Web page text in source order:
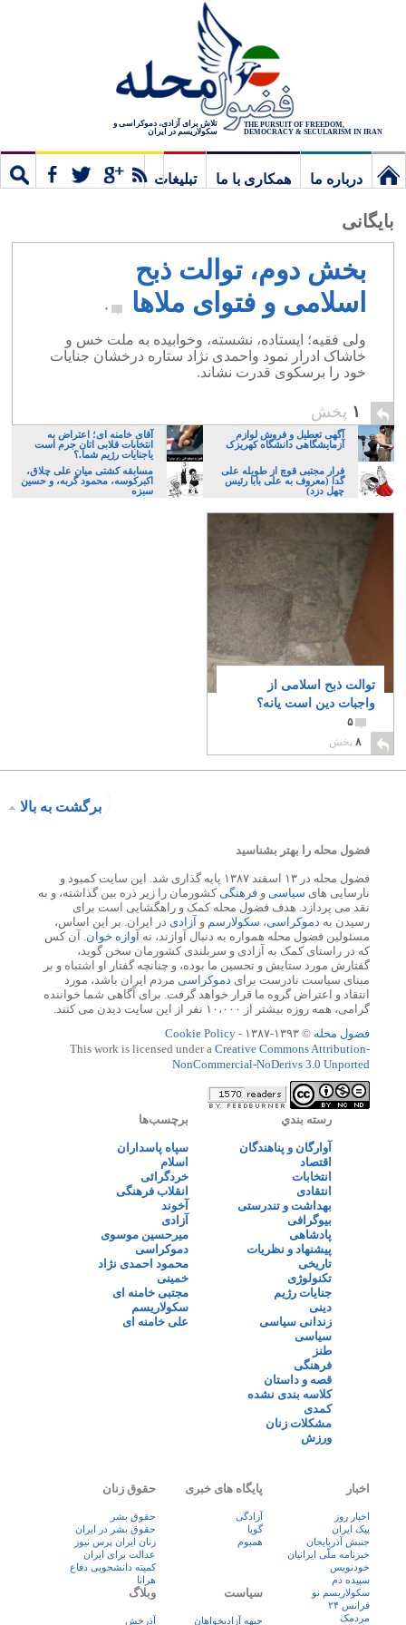
THE PURSUIT OF FREEDOM,
DEMOCRACY & SECULARISM IN IRAN
تلاش برای آزادی، دموکراسی و
سکولاریسم در ایران
درباره ما همکاری با ما
تبلیغات
بایگانی
بخش دوم، توالت ذبح
اسلامی و فتوای ملاها
۰
ولی فقیه؛ ایستاده، نشسته، وخوابیده به ملت خس و
خاشاک ادرار نمود واحمدی نژاد ستاره درخشان جنایات
خود را برسکوی قدرت نشاند.
۱ پخش
آگهی تعطیل و فروش لوازم
آزمایشگاهی دانشگاه کهریزک
آقای خامنه ای؛ اعتراض به
انتخابات قلابی اتان جرم است
یاجنایات رژیم شما.؟
فرار مجتبی قوچ از طویله علی
گدا (معروف به علی بابا رئیس
چهل دزد)
مسابقه کشتی میان علی چلاق،
اکبرکوسه، محمود گربه، و حسین
سبزه
توالت ذبح اسلامی از
واجبات دین است یانه؟
۵
۸ پخش
برگشت به بالا
فضول محله را بهتر بشناسید
فضول محله در ۱۳ اسفند ۱۳۸۷ پایه گذاری شد. این سایت کمبود و
نارسایی های سیاسی و فرهنگیکشورمان را زیر ذره بین گذاشته، و به
نقد می پردازد. هدف فضول محله کمک و راهگشایی است برای
رسیدن به دموکراسی، سکولارسم و آزادی در ایران. بر این اساس،
مسئولین فضول محله همواره به دنبال آوازند، نه آوازه خوان. آن کس
که در راستای کمک به آزادی و سربلندی کشورمان سخن گوید،
گفتارش مورد ستایش و تحسین ما بوده، و چنانچه گفتار او اشتباه و بر
مبنای سیاست نادرست برای دموکراسی مردم ایران باشد، مورد
انتقاد و اعتراض گروه ما قرار خواهد گرفت. برای آگاهی شما خواننده
گرامی، همه روزه بیشتر از ۱۰،۰۰۰ نفر از این سایت دیدن می کنند.
فضول محله © ۱۳۹۳-۱۳۸۷ -
Cookie Policy
This work is licensed under a Creative Commons Attribution-
NonCommercial-NoDerivs 3.0 Unported
رسته بندي
آوارگان و پناهندگان
اقتصاد
انتخابات
انتقادی
بهداشت و تندرستی
بیوگرافی
پادشاهی
پیشنهاد و نظریات
تاریخی
تکنولوژی
جنایات رژیم
دینی
زندانی سیاسی
سیاسی
طنز
فرهنگی
قصه و داستان
کلاسه بندی نشده
کمدی
مشکلات زنان
ورزش
برچسب‌ها
سپاه پاسداران
اسلام
خردگرائی
انقلاب فرهنگی
آخوند
آزادی
میرحسین موسوی
دموکراسی
محمود احمدی نژاد
خمینی
مجتبی خامنه ای
سکولاریسم
علی خامنه ای
اخبار
اخبار روز
پيک ايران
جنبش آذربایجان
خبرنامه ملّی ایرانیان
خودنویس
سپیده دم
سکولاریسم نو
فرانس ۲۴
مردمک
پایگاه های خبری
آزادگی
گویا
همبوم
حقوق زنان
حقوق بشر
حقوق بشر در ایران
زنان ايران پرس نيوز
عدالت برای ایران
کمیته دانشجویی دفاع
هرانا
سیاست
جبهه آزادیخواهان
وبلاگ
آذرخش